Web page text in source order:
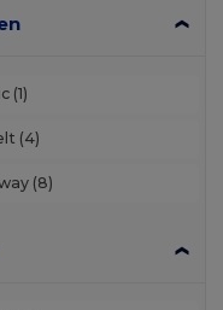
(102)
(1)
(4)
(8)